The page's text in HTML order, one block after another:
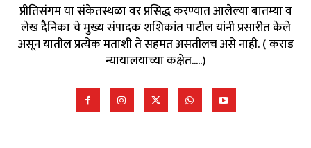
प्रीतिसंगम या संकेतस्थळा वर प्रसिद्ध करण्यात आलेल्या बातम्या व
लेख दैनिका चे मुख्य संपादक शशिकांत पाटील यांनी प्रसारीत केले
असून यातील प्रत्येक मताशी ते सहमत असतीलच असे नाही. ( कराड
न्यायालयाच्या कक्षेत.....)